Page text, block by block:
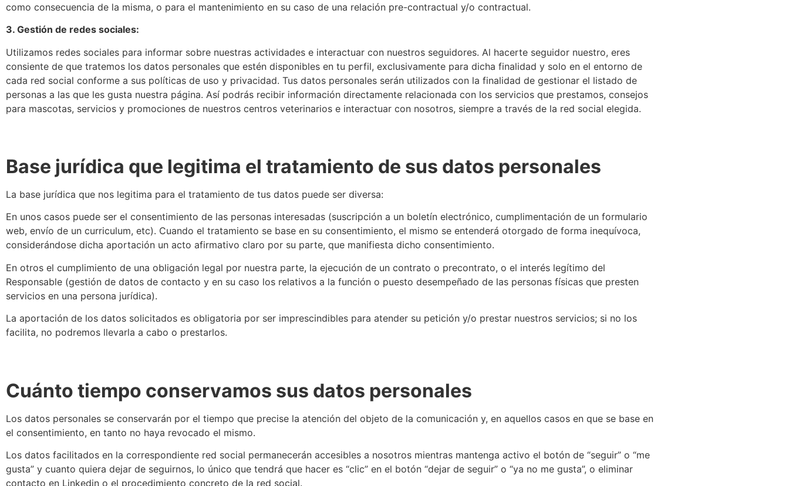
como consecuencia de la misma, o para el mantenimiento en su caso de una relación pre-contractual y/o contractual.
3. Gestión de redes sociales:
Utilizamos redes sociales para informar sobre nuestras actividades e interactuar con nuestros seguidores. Al hacerte seguidor nuestro, eres
consiente de que tratemos los datos personales que estén disponibles en tu perfil, exclusivamente para dicha finalidad y solo en el entorno de
cada red social conforme a sus políticas de uso y privacidad. Tus datos personales serán utilizados con la finalidad de gestionar el listado de
personas a las que les gusta nuestra página. Así podrás recibir información directamente relacionada con los servicios que prestamos, consejos
para mascotas, servicios y promociones de nuestros centros veterinarios e interactuar con nosotros, siempre a través de la red social elegida.
Base jurídica que legitima el tratamiento de sus datos personales
La base jurídica que nos legitima para el tratamiento de tus datos puede ser diversa:
En unos casos puede ser el consentimiento de las personas interesadas (suscripción a un boletín electrónico, cumplimentación de un formulario
web, envío de un curriculum, etc). Cuando el tratamiento se base en su consentimiento, el mismo se entenderá otorgado de forma inequívoca,
considerándose dicha aportación un acto afirmativo claro por su parte, que manifiesta dicho consentimiento.
En otros el cumplimiento de una obligación legal por nuestra parte, la ejecución de un contrato o precontrato, o el interés legítimo del
Responsable (gestión de datos de contacto y en su caso los relativos a la función o puesto desempeñado de las personas físicas que presten
servicios en una persona jurídica).
La aportación de los datos solicitados es obligatoria por ser imprescindibles para atender su petición y/o prestar nuestros servicios; si no los
facilita, no podremos llevarla a cabo o prestarlos.
Cuánto tiempo conservamos sus datos personales
Los datos personales se conservarán por el tiempo que precise la atención del objeto de la comunicación y, en aquellos casos en que se base en
el consentimiento, en tanto no haya revocado el mismo.
Los datos facilitados en la correspondiente red social permanecerán accesibles a nosotros mientras mantenga activo el botón de “seguir” o “me
gusta” y cuanto quiera dejar de seguirnos, lo único que tendrá que hacer es “clic” en el botón “dejar de seguir” o “ya no me gusta”, o eliminar
contacto en Linkedin o el procedimiento concreto de la red social.